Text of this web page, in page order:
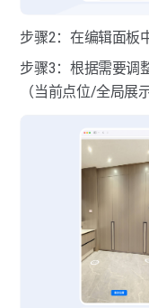
步骤2：在编辑面板
步骤3：根据需要调
（当前点位/全局展